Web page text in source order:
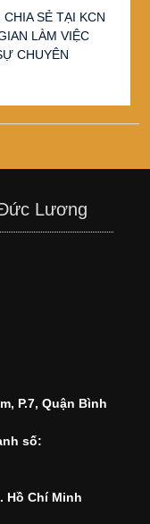
SẺ TẠI KCN
LÀM VIỆC
CHUYÊN
Lương
P.7, Quận Bình
số:
Hồ Chí Minh